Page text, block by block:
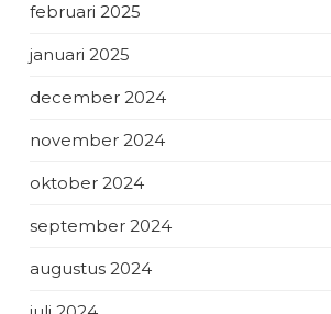
februari 2025
januari 2025
december 2024
november 2024
oktober 2024
september 2024
augustus 2024